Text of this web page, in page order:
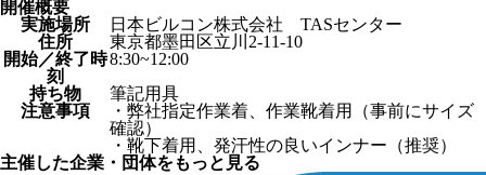
開催概要
実施場所
日本ビルコン株式会社 TASセンター
住所
東京都墨田区立川2-11-10
開始／終了時
刻
8:30~12:00
持ち物
筆記用具
注意事項
・弊社指定作業着、作業靴着用（事前にサイズ
確認）
・靴下着用、発汗性の良いインナー（推奨）
主催した企業・団体をもっと見る